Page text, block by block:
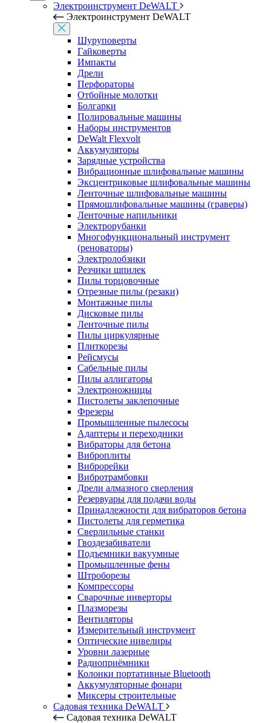
Электроинструмент DeWALT
Электроинструмент DeWALT
Шуруповерты
Гайковерты
Импакты
Дрели
Перфораторы
Отбойные молотки
Болгарки
Полировальные машины
Наборы инструментов
DeWalt Flexvolt
Аккумуляторы
Зарядные устройства
Вибрационные шлифовальные машины
Эксцентриковые шлифовальные машины
Ленточные шлифовальные машины
Прямошлифовальные машины (граверы)
Ленточные напильники
Электрорубанки
Многофункциональный инструмент
(реноваторы)
Электролобзики
Резчики шпилек
Пилы торцовочные
Отрезные пилы (резаки)
Монтажные пилы
Дисковые пилы
Ленточные пилы
Пилы циркулярные
Плиткорезы
Рейсмусы
Сабельные пилы
Пилы аллигаторы
Электроножницы
Пистолеты заклепочные
Фрезеры
Промышленные пылесосы
Адаптеры и переходники
Вибраторы для бетона
Виброплиты
Виброрейки
Вибротрамбовки
Дрели алмазного сверления
Резервуары для подачи воды
Принадлежности для вибраторов бетона
Пистолеты для герметика
Сверлильные станки
Гвоздезабиватели
Подъемники вакуумные
Промышленные фены
Штроборезы
Компрессоры
Сварочные инверторы
Плазморезы
Вентиляторы
Измерительный инструмент
Оптические нивелиры
Уровни лазерные
Радиоприёмники
Колонки портативные Bluetooth
Аккумуляторные фонари
Миксеры строительные
Садовая техника DeWALT
Садовая техника DeWALT